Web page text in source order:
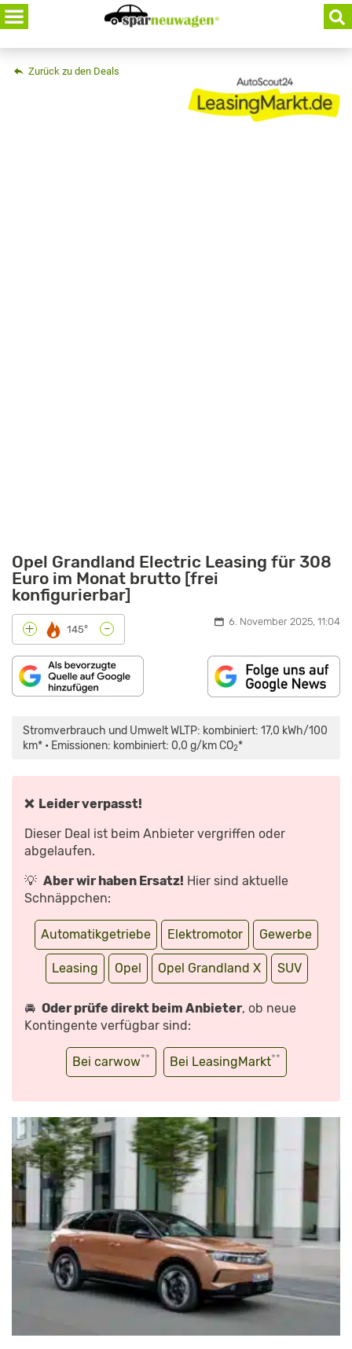
Skip
to
content
Zurück zu den Deals
Opel Grandland Electric Leasing für 308
Euro im Monat brutto [frei
konfigurierbar]
+ 145° - 6. November 2025, 11:04
Stromverbrauch und Umwelt WLTP: kombiniert: 17,0 kWh/100
km* • Emissionen: kombiniert: 0,0 g/km CO2*
❌ Leider verpasst!
Dieser Deal ist beim Anbieter vergriffen oder
abgelaufen.
💡 Aber wir haben Ersatz! Hier sind aktuelle
Schnäppchen:
Automatikgetriebe Elektromotor Gewerbe
Leasing Opel Opel Grandland X SUV
🚘 Oder prüfe direkt beim Anbieter, ob neue
Kontingente verfügbar sind:
Bei carwow** Bei LeasingMarkt**
PREISE:
FAKTEN
ZUM
AUTO
MOTOR
SPORT“
VON
YOUTUBE
ANZEIGEN